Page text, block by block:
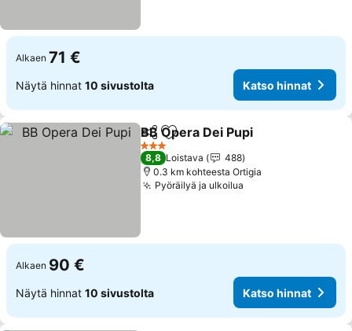
Alkaen 71 €
Näytä hinnat 10 sivustolta Katso hinnat
Jaa Lisää suosikkeihin
BB Opera Dei Pupi
3 Tähtiluokitus
8,8 Loistava
488
0.3 km kohteesta Ortigia
Pyöräilyä ja ulkoilua
Alkaen 90 €
Näytä hinnat 10 sivustolta Katso hinnat